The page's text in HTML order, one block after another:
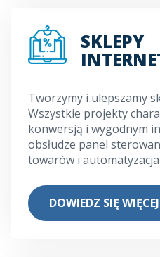
SKLEPY
Tworzymy i ulepszamy
Wszystkie projekty
konwersją i wygodnym
obsłudze panel
towarów i automatyzacja
DOWIEDZ SIĘ WIĘCEJ